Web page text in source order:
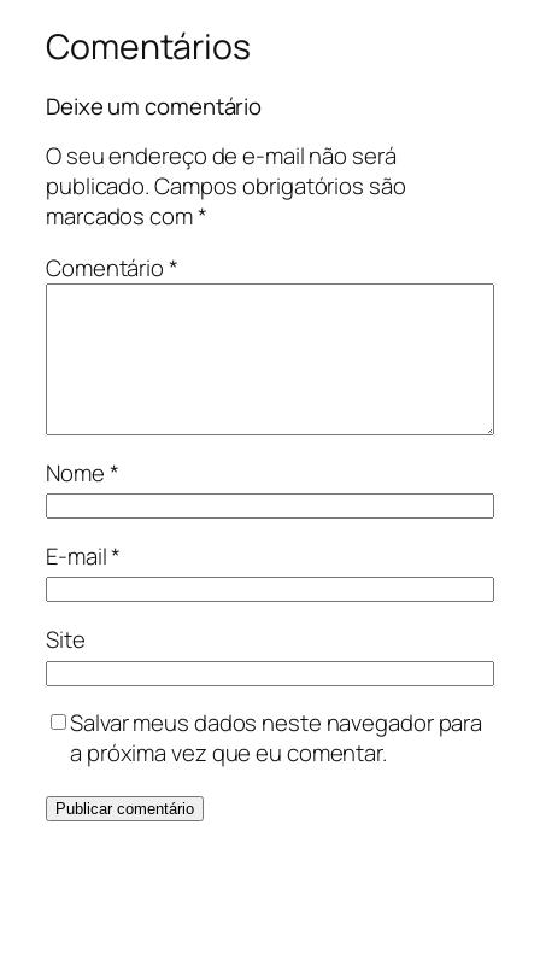
Comentários
Deixe um comentário
O seu endereço de e-mail não será
publicado.Campos obrigatórios são
marcados com*
Comentário*
Nome*
E-mail*
Site
Salvar meus dados neste navegador para
a próxima vez que eu comentar.